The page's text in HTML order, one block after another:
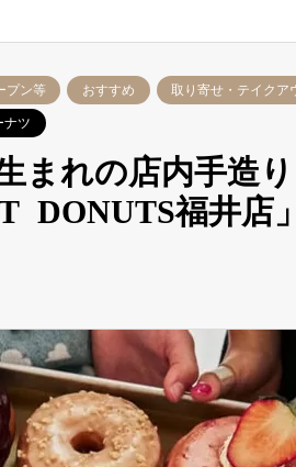
プン等 おすすめ 取り寄せ・テイクア
ナツ
まれの店内手造
DONUTS福井店